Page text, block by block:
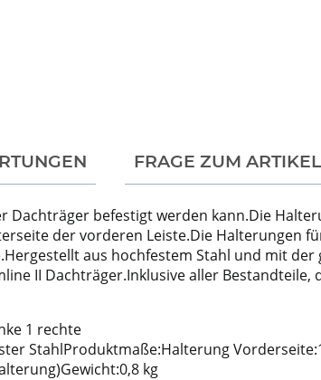
FRAGE ZUM ARTIKEL
Dachträger befestigt werden kann.Die
der vorderen Leiste.Die Halterungen
aus hochfestem Stahl und mit der
II Dachträger.Inklusive aller Bestandteile,
1 rechte
StahlProduktmaße:Halterung
kg